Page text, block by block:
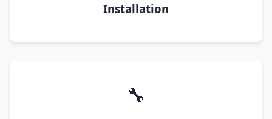
Installation
🔧